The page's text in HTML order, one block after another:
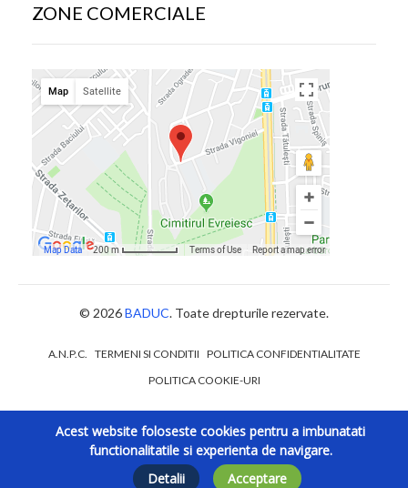
ZONE COMERCIALE
© 2026BADUC. Toate drepturile rezervate.
A.N.P.C. TERMENI SI CONDITII POLITICA CONFIDENTIALITATE
POLITICA COOKIE-URI
Acest website foloseste cookies pentru a imbunatati
functionalitatile si experienta de navigare.
Detalii
Acceptare